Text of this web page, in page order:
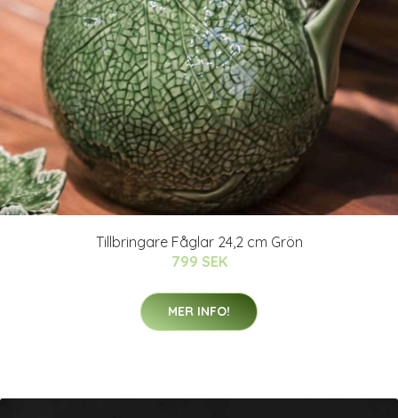
Tillbringare Fåglar 24,2 cm Grön
799 SEK
MER INFO!